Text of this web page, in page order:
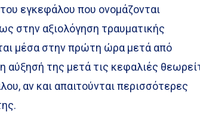
εγκεφάλου που ονομάζονται
στην αξιολόγηση τραυματικής
μέσα στην πρώτη ώρα μετά από
αύξησή της μετά τις κεφαλιές
αν και απαιτούνται περισσότερες